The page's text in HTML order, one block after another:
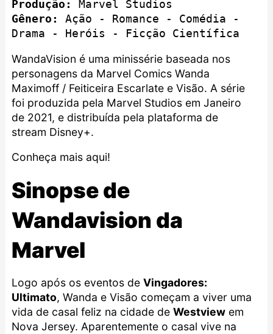
Produção:
Marvel Studios
Gênero:
Ação - Romance - Comédia -
Drama - Heróis - Ficção Científica
WandaVision é uma minissérie baseada nos
personagens da Marvel Comics Wanda
Maximoff / Feiticeira Escarlate e Visão. A série
foi produzida pela Marvel Studiosem Janeiro
de 2021, e distribuída pela plataforma de
stream Disney+.
Conheça mais aqui!
Sinopse de
Wandavision da
Marvel
Logo após os eventos de Vingadores:
Ultimato, Wanda e Visão começam a viver uma
vida de casal feliz na cidade de Westviewem
Nova Jersey. Aparentemente o casal vive na